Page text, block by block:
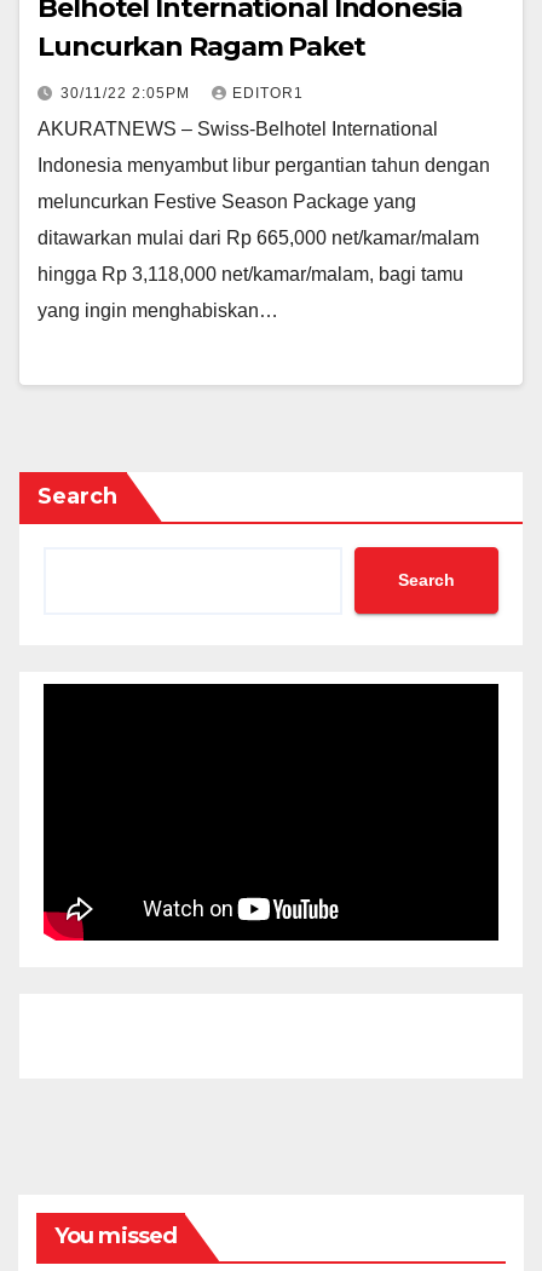
Belhotel International Indonesia
Luncurkan Ragam Paket
30/11/22 2:05PM EDITOR1
AKURATNEWS – Swiss-Belhotel International
Indonesia menyambut libur pergantian tahun dengan
meluncurkan Festive Season Package yang
ditawarkan mulai dari Rp 665,000 net/kamar/malam
hingga Rp 3,118,000 net/kamar/malam, bagi tamu
yang ingin menghabiskan…
Search
Search
You missed